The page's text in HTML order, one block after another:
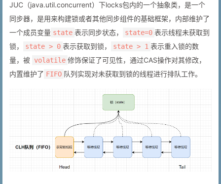
JUC（java.util.concurrent）下locks包内的一个抽象类，是一个
同步器，是用来构建锁或者其他同步组件的基础框架，内部维护了
一个成员变量 state 表示同步状态， state=0 表示线程未获取到
锁，
state > 0 表示获取到锁， state > 1 表示重入锁的数
量，被 volatile 修饰保证了可见性，通过CAS操作对其修改，
内置维护了 FIFO 队列实现对未获取到锁的线程进行排队工作。